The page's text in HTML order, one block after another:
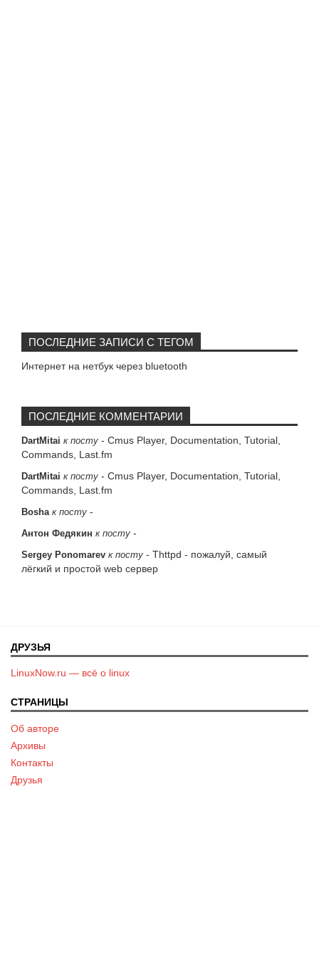
ПОСЛЕДНИЕ ЗАПИСИ С ТЕГОМ
Интернет на нетбук через bluetooth
ПОСЛЕДНИЕ КОММЕНТАРИИ
DartMitai к посту - Cmus Player, Documentation, Tutorial,
Commands, Last.fm
DartMitai к посту - Cmus Player, Documentation, Tutorial,
Commands, Last.fm
Bosha к посту -
Антон Федякин к посту -
Sergey Ponomarev к посту - Thttpd - пожалуй, самый
лёгкий и простой web сервер
ДРУЗЬЯ
LinuxNow.ru — всё о linux
СТРАНИЦЫ
Об авторе
Архивы
Контакты
Друзья